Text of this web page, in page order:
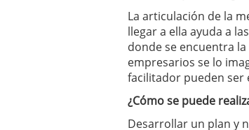
La articulación de la
llegar a ella ayuda a
donde se encuentra
empresarios se lo
facilitador pueden ser
¿Cómo se puede
Desarrollar un plan y